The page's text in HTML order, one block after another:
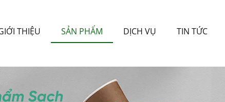
THIỆU SẢN PHẨM DỊCH VỤ TIN TỨC